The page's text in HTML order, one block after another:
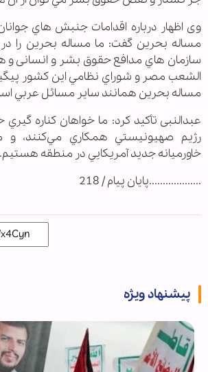
وی اظهار درباره اقدامات جنبش هاي
مساله بحرين گفت: ما مساله بحرين را در
سازمان هاي مدافع حقوق بشر و انسانی
الشعب مصر و شوراي نظامي اين كشور
مساله بحرين همانند ساير مسائل عربي
عبدالنبی تأکید کرد: ما خواهان كناره
رژيم صهيونيستي همكاري مي‌كنند،
خاورميانه جديد آمريكايي در منطقه هستيم.
...................پایان پیام / 218
پیشنهاد ویژه